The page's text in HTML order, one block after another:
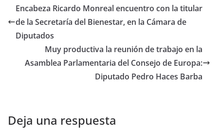
Encabeza Ricardo Monreal encuentro con la titular
de la Secretaría del Bienestar, en la Cámara de
Diputados
Muy productiva la reunión de trabajo en la
Asamblea Parlamentaria del Consejo de Europa:
Diputado Pedro Haces Barba
Deja una respuesta